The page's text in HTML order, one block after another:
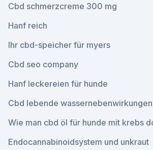
Cbd schmerzcreme 300 mg
Hanf reich
Ihr cbd-speicher für myers
Cbd seo company
Hanf leckereien für hunde
Cbd lebende wassernebenwirkungen
Wie man cbd öl für hunde mit krebs
Endocannabinoidsystem und unkraut